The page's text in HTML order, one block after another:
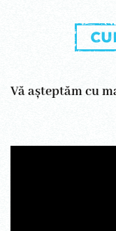
Vă așteptăm cu